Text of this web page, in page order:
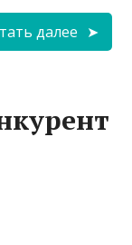
далее